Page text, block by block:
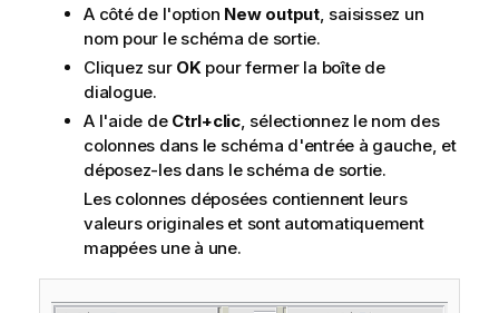
A côté de l'option New output, saisissez un
nom pour le schéma de sortie.
Cliquez sur OKpour fermer la boîte de
dialogue.
A l'aide de Ctrl+clic, sélectionnez le nom des
colonnes dans le schéma d'entrée à gauche, et
déposez-les dans le schéma de sortie.
Les colonnes déposées contiennent leurs
valeurs originales et sont automatiquement
mappées une à une.